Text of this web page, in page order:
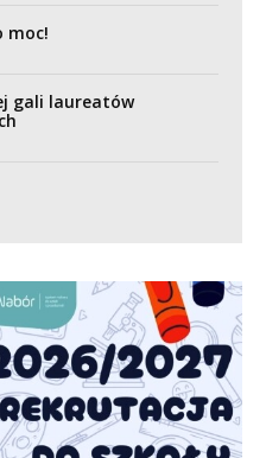
moc!
gali laureatów